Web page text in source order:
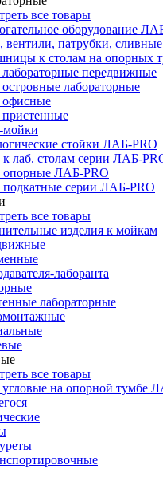
все товары
оборудование
вентили, патрубки,
к столам на опорных
передвижные
лабораторные
стойки ЛАБ-PRO
лаб. столам серии ЛАБ-
ЛАБ-PRO
серии ЛАБ-PRO
все товары
изделия к мойкам
лаборанта
лабораторные
все товары
на опорной тумбе